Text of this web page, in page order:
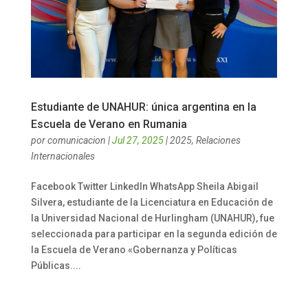
Estudiante de UNAHUR: única argentina en la
Escuela de Verano en Rumania
porcomunicacion |Jul 27, 2025|2025, Relaciones
Internacionales
Facebook Twitter LinkedIn WhatsApp Sheila Abigail
Silvera, estudiante de la Licenciatura en Educación de
la Universidad Nacional de Hurlingham (UNAHUR), fue
seleccionada para participar en la segunda edición de
la Escuela de Verano «Gobernanza y Políticas
Públicas....